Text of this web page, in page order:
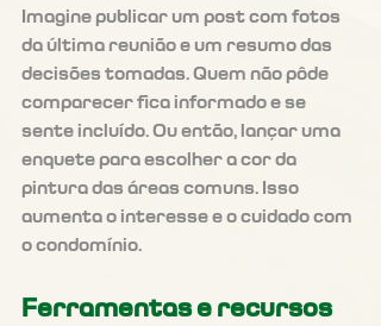
Imagine publicar um post com fotos
da última reunião e um resumo das
decisões tomadas. Quem não pôde
comparecer fica informado e se
sente incluído. Ou então, lançar uma
enquete para escolher a cor da
pintura das áreas comuns. Isso
aumenta o interesse e o cuidado com
o condomínio.
Ferramentas e recursos